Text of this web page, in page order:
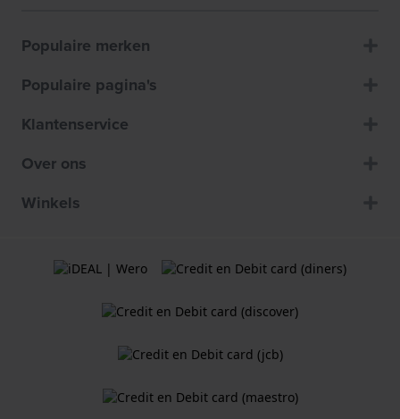
Populaire merken
Populaire pagina's
Klantenservice
Over ons
Winkels